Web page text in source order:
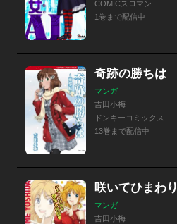
COMICスロマン
1巻まで配信中
奇跡の勝ちは
マンガ
吉田小梅
ドンキーコミックス
13巻まで配信中
咲いてひまわり
マンガ
吉田小梅